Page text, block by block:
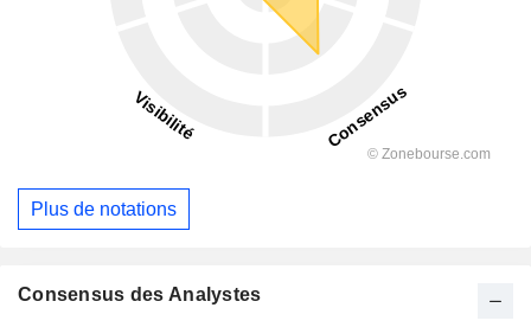
Plus de notations
Consensus des Analystes